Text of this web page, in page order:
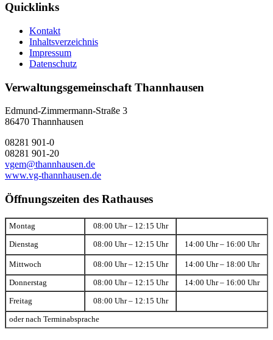
Quicklinks
Kontakt
Inhaltsverzeichnis
Impressum
Datenschutz
Verwaltungsgemeinschaft Thannhausen
Edmund-Zimmermann-Straße 3
86470 Thannhausen
08281 901-0
08281 901-20
vgem@thannhausen.de
www.vg-thannhausen.de
Öffnungszeiten des Rathauses
Montag 08:00 Uhr – 12:15 Uhr
Dienstag 08:00 Uhr – 12:15 Uhr 14:00 Uhr – 16:00 Uhr
Mittwoch 08:00 Uhr – 12:15 Uhr 14:00 Uhr – 18:00 Uhr
Donnerstag 08:00 Uhr – 12:15 Uhr 14:00 Uhr – 16:00 Uhr
Freitag 08:00 Uhr – 12:15 Uhr
oder nach Terminabsprache